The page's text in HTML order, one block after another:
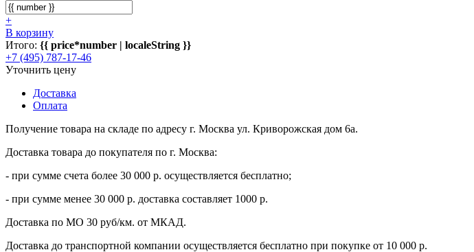
+
В корзину
Итого: {{ price*number | localeString }}
+7 (495) 787-17-46
Уточнить цену
Доставка
Оплата
Получение товара на складе по адресу г. Москва ул. Криворожская дом 6а.
Доставка товара до покупателя по г. Москва:
- при сумме счета более 30 000 р. осуществляется бесплатно;
- при сумме менее 30 000 р. доставка составляет 1000 р.
Доставка по МО 30 руб/км. от МКАД.
Доставка до транспортной компании осуществляется бесплатно при покупке от 10 000 р.